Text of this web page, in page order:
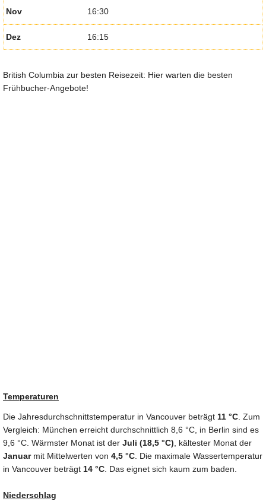
Nov 16:30
Dez 16:15
British Columbia zur besten Reisezeit: Hier warten die besten
Frühbucher-Angebote!
Temperaturen
Die Jahresdurchschnittstemperatur in Vancouver beträgt 11 °C . Zum
Vergleich: München erreicht durchschnittlich 8,6 °C, in Berlin sind es
9,6 °C. Wärmster Monat ist der Juli (18,5 °C) , kältester Monat der
Januarmit Mittelwerten von 4,5 °C . Die maximale Wassertemperatur
in Vancouver beträgt 14 °C . Das eignet sich kaum zum baden.
Niederschlag